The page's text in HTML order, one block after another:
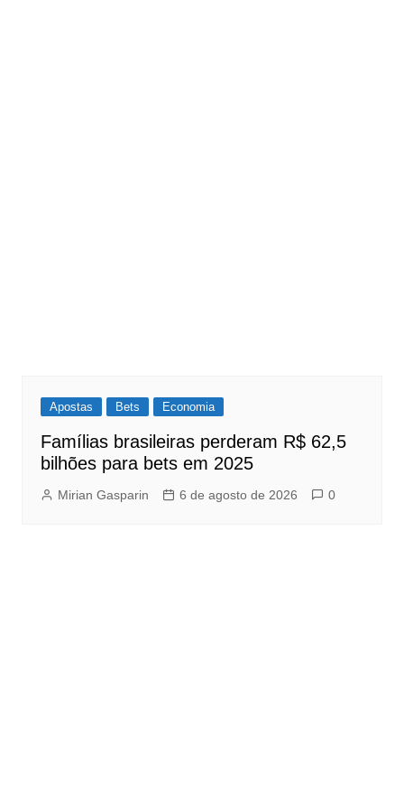
Apostas Bets Economia
Famílias brasileiras perderam R$ 62,5
bilhões para bets em 2025
Mirian Gasparin 6 de agosto de 2026 0